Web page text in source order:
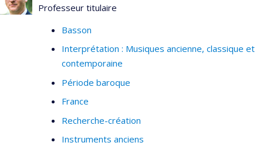
aspect limité et technique de la pratique de la direction
l'intention du compositeur et les choix interprétatifs du
chef d'orchestre. Mes recherches visent à comprendre,
analyser et définir le rôle multifonctionnel du chef
d'orchestre, à qui incombe naturellement une
la perspective de transmettre une pensée musicale à
d'autres musiciens.
Professeur titulaire
Basson
Interprétation : Musiques ancienne, classique et
contemporaine
Période baroque
France
Recherche-création
Instruments anciens